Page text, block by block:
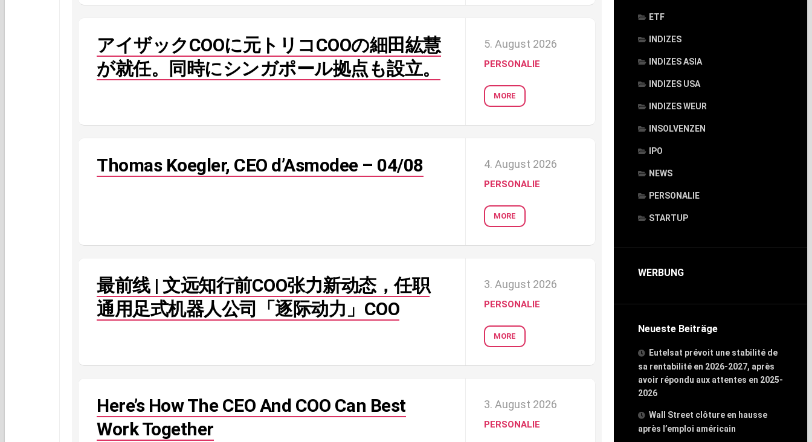
ETF
INDIZES
INDIZES ASIA
INDIZES USA
INDIZES WEUR
INSOLVENZEN
IPO
NEWS
PERSONALIE
STARTUP
WERBUNG
Neueste Beiträge
Eutelsat prévoit une stabilité de
sa rentabilité en 2026-2027, après
avoir répondu aux attentes en 2025-
2026
Wall Street clôture en hausse
après l’emploi américain
アイザックCOOに元トリコCOOの細田紘慧
が就任。同時にシンガポール拠点も設立。
5. August 2026
PERSONALIE
MORE
Thomas Koegler, CEO d’Asmodee – 04/08 4. August 2026
PERSONALIE
MORE
最前线 | 文远知行前COO张力新动态，任职
通用足式机器人公司「逐际动力」COO
3. August 2026
PERSONALIE
MORE
Here’s How The CEO And COO Can Best
Work Together
3. August 2026
PERSONALIE